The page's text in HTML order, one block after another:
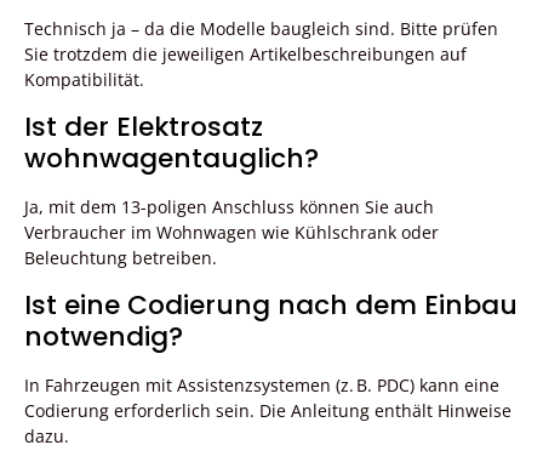
Technisch ja – da die Modelle baugleich sind. Bitte prüfen
Sie trotzdem die jeweiligen Artikelbeschreibungen auf
Kompatibilität.
Ist der Elektrosatz
wohnwagentauglich?
Ja, mit dem 13-poligen Anschluss können Sie auch
Verbraucher im Wohnwagen wie Kühlschrank oder
Beleuchtung betreiben.
Ist eine Codierung nach dem Einbau
notwendig?
In Fahrzeugen mit Assistenzsystemen (z. B. PDC) kann eine
Codierung erforderlich sein. Die Anleitung enthält Hinweise
dazu.